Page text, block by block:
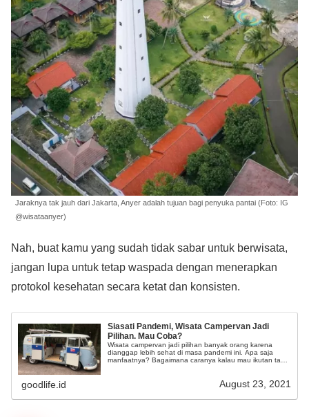
Jaraknya tak jauh dari Jakarta, Anyer adalah tujuan bagi penyuka pantai (Foto: IG
@wisataanyer)
Nah, buat kamu yang sudah tidak sabar untuk berwisata,
jangan lupa untuk tetap waspada dengan menerapkan
protokol kesehatan secara ketat dan konsisten.
Siasati Pandemi, Wisata Campervan Jadi
Pilihan. Mau Coba?
Wisata campervan jadi pilihan banyak orang karena
dianggap lebih sehat di masa pandemi ini. Apa saja
manfaatnya? Bagaimana caranya kalau mau ikutan tapi
goodlife.id August 23, 2021